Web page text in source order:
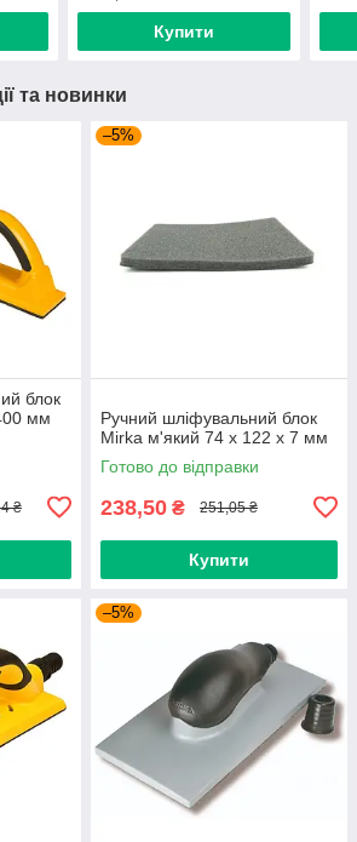
Купити
та новинки
блок
мм
₴
–5%
Ручний шліфувальний блок
Mirka м'який 74 x 122 x 7 мм
Готово до відправки
238,50 ₴ 251,05 ₴
Купити
–5%